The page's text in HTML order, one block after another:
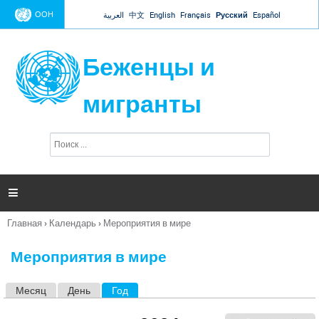
Jump to navigation
ООН العربية 中文 English Français Русский Español
Беженцы и
мигранты
п
и

Вы
Главная › Календарь › Мероприятия в мире
Мероприятия в мире
Месяц День Год